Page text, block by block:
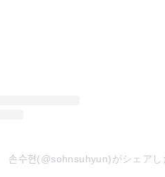
손수현(@sohnsuhyun)がシェア